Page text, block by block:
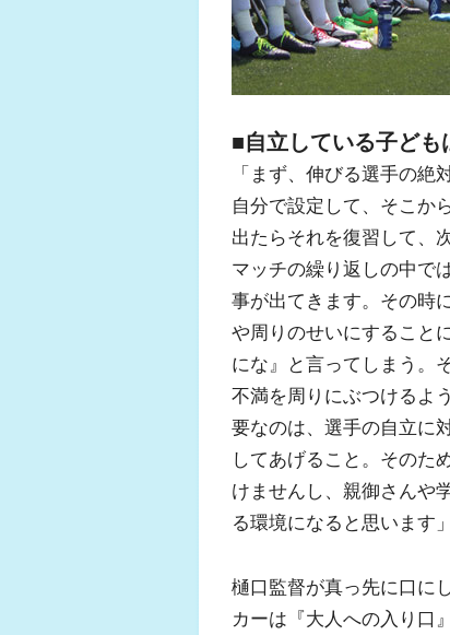
■自立している子ども
「まず、伸びる選手の
自分で設定して、そこか
出たらそれを復習して、
マッチの繰り返しの中で
事が出てきます。その時
や周りのせいにすること
にな』と言ってしまう。
不満を周りにぶつけるよ
要なのは、選手の自立に
してあげること。そのた
けませんし、親御さんや
る環境になると思います」
樋口監督が真っ先に口に
カーは『大人への入り口